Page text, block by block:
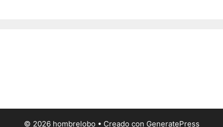
© 2026 hombrelobo • Creado con GeneratePress